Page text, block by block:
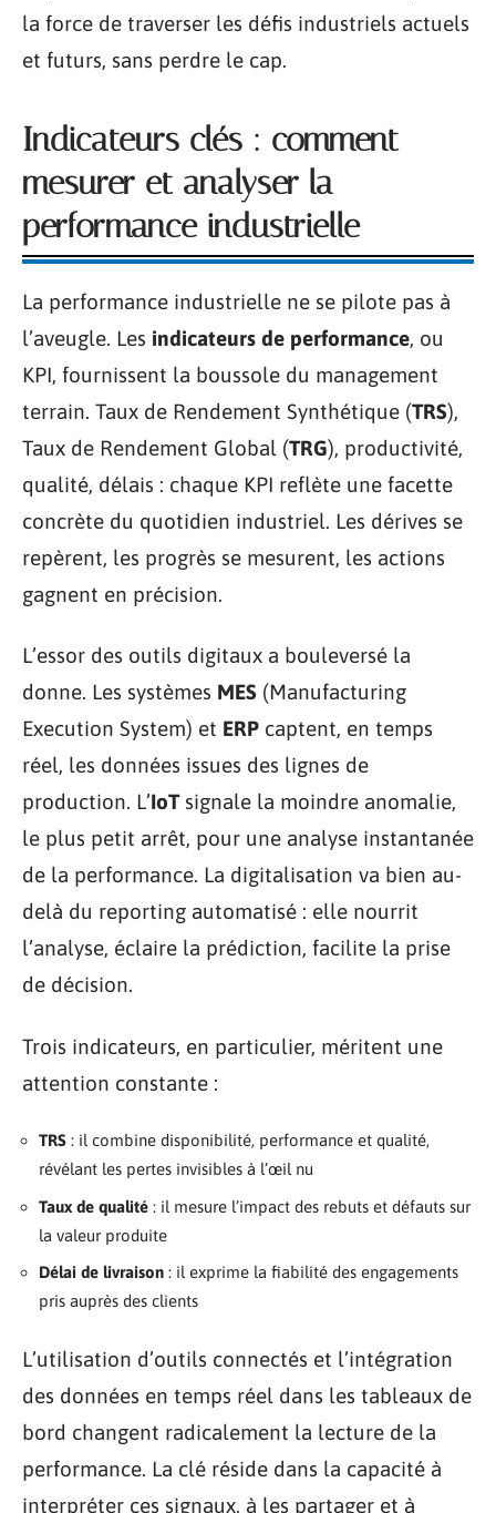
la force de traverser les défis industriels actuels
et futurs, sans perdre le cap.
Indicateurs clés : comment
mesurer et analyser la
performance industrielle
La performance industrielle ne se pilote pas à
l’aveugle. Les indicateurs de performance, ou
KPI, fournissent la boussole du management
terrain. Taux de Rendement Synthétique (TRS),
Taux de Rendement Global (TRG), productivité,
qualité, délais : chaque KPI reflète une facette
concrète du quotidien industriel. Les dérives se
repèrent, les progrès se mesurent, les actions
gagnent en précision.
L’essor des outils digitaux a bouleversé la
donne. Les systèmes MES (Manufacturing
Execution System) et ERP captent, en temps
réel, les données issues des lignes de
production. L’IoTsignale la moindre anomalie,
le plus petit arrêt, pour une analyse instantanée
de la performance. La digitalisation va bien au-
delà du reporting automatisé : elle nourrit
l’analyse, éclaire la prédiction, facilite la prise
de décision.
Trois indicateurs, en particulier, méritent une
attention constante :
TRS : il combine disponibilité, performance et qualité,
révélant les pertes invisibles à l’œil nu
Taux de qualité : il mesure l’impact des rebuts et défauts sur
la valeur produite
Délai de livraison : il exprime la fiabilité des engagements
pris auprès des clients
L’utilisation d’outils connectés et l’intégration
des données en temps réel dans les tableaux de
bord changent radicalement la lecture de la
performance. La clé réside dans la capacité à
interpréter ces signaux, à les partager et à